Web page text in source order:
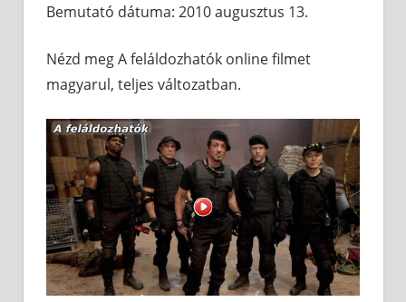
Bemutató dátuma: 2010 augusztus 13.
Nézd meg A feláldozhatók online filmet
magyarul, teljes változatban.